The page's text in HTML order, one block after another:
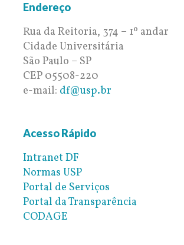
Endereço
Rua da Reitoria, 374 – 1º andar
Cidade Universitária
São Paulo – SP
CEP 05508-220
e-mail: df@usp.br
Acesso Rápido
Intranet DF
Normas USP
Portal de Serviços
Portal da Transparência
CODAGE